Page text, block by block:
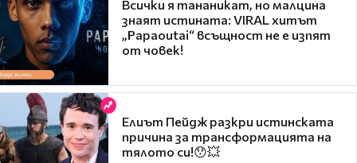
Всички я тананикат, но малцина
знаят истината: VIRAL хитът
„Papaoutai“ всъщност не е изпят
от човек!
Елиът Пейдж разкри истинската
причина за трансформацията на
тялото си!😯💥